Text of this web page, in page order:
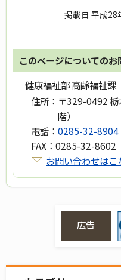
掲載日 平成28
このページについての
健康福祉部 高齢福祉課
住所： 〒329-0492
階）
電話： 0285-32-8904
FAX： 0285-32-8602
お問い合わせはこ
広告